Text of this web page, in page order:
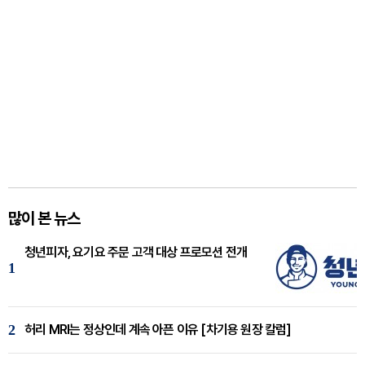
많이 본 뉴스
1
청년피자, 요기요 주문 고객 대상 프로모션 전개
2 허리 MRI는 정상인데 계속 아픈 이유 [차기용 원장 칼럼]